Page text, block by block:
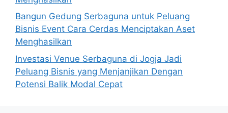
Bangun Gedung Serbaguna untuk Peluang
Bisnis Event Cara Cerdas Menciptakan Aset
Menghasilkan
Investasi Venue Serbaguna di Jogja Jadi
Peluang Bisnis yang Menjanjikan Dengan
Potensi Balik Modal Cepat